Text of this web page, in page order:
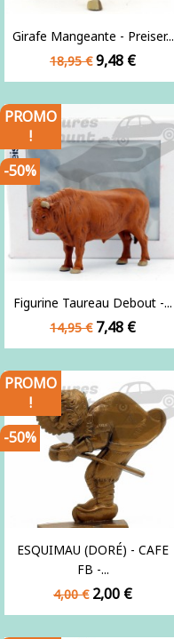
Girafe Mangeante - Preiser...
Prix
de
18,95 € Prix
9,48 €
Figurine Taureau Debout -...
Prix
de
14,95 € Prix
7,48 €
PROMO
!
-50%
ESQUIMAU (DORÉ) - CAFE
FB -...
Prix
de
4,00 € Prix
2,00 €
PROMO
!
-50%